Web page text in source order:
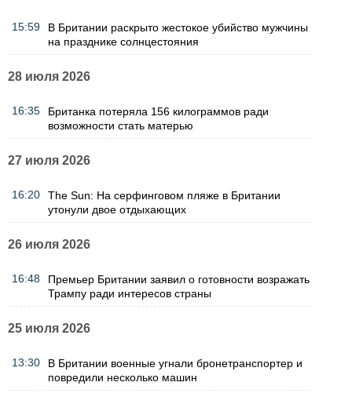
15:59
В Британии раскрыто жестокое убийство мужчины
на празднике солнцестояния
28 июля 2026
16:35
Британка потеряла 156 килограммов ради
возможности стать матерью
27 июля 2026
16:20
The Sun: На серфинговом пляже в Британии
утонули двое отдыхающих
26 июля 2026
16:48
Премьер Британии заявил о готовности возражать
Трампу ради интересов страны
25 июля 2026
13:30
В Британии военные угнали бронетранспортер и
повредили несколько машин